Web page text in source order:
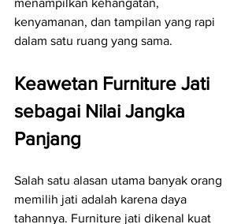
kenyamanan, dan tampilan yang rapi
dalam satu ruang yang sama.
Keawetan Furniture Jati
sebagai Nilai Jangka
Panjang
Salah satu alasan utama banyak orang
memilih jati adalah karena daya
tahannya. Furniture jati dikenal kuat